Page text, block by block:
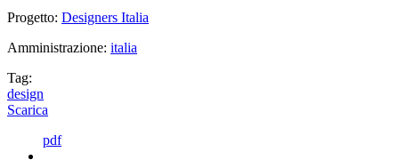
Progetto: Designers Italia
Amministrazione: italia
Tag:
design
Scarica
pdf